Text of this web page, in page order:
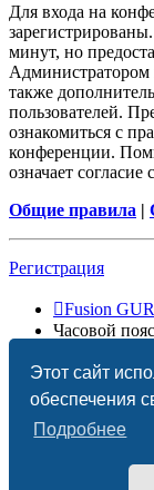
Этот сайт
обеспечения
Подробнее
Для входа на
минут, но
Администратором
также
пользователей.
ознакомиться с
конференции.
означает
Общие правила |
Регистрация
Fusion
Часовой
Создано на основе